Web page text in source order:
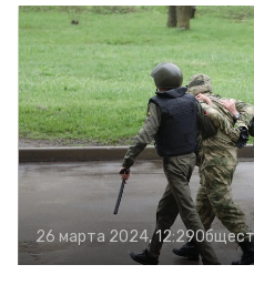
26 марта 2024, 12:29